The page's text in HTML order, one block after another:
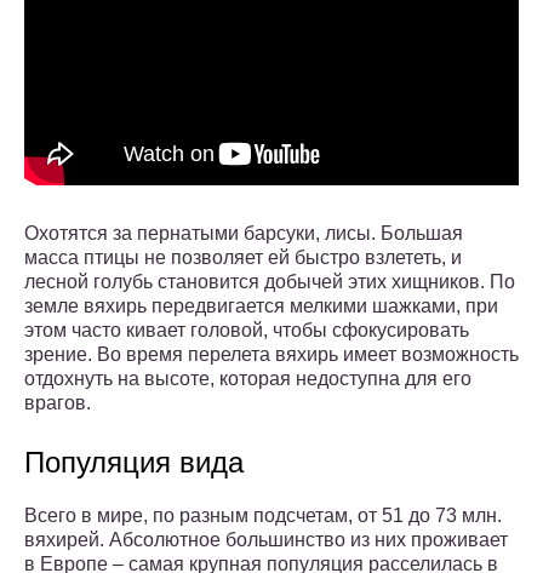
Охотятся за пернатыми барсуки, лисы. Большая
масса птицы не позволяет ей быстро взлететь, и
лесной голубь становится добычей этих хищников. По
земле вяхирь передвигается мелкими шажками, при
этом часто кивает головой, чтобы сфокусировать
зрение. Во время перелета вяхирь имеет возможность
отдохнуть на высоте, которая недоступна для его
врагов.
Популяция вида
Всего в мире, по разным подсчетам, от 51 до 73 млн.
вяхирей. Абсолютное большинство из них проживает
в Европе – самая крупная популяция расселилась в